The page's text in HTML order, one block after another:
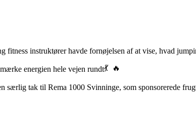
instruktører havde fornøjelsen af at vise, hvad
energien hele vejen rundt
særlig tak til Rema 1000 Svinninge, som sponsorerede